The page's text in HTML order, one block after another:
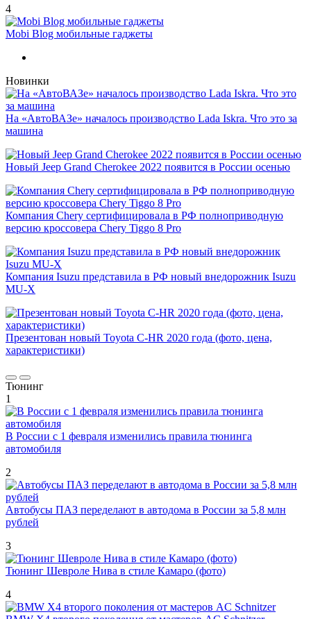
4
Mobi Blog мобильные гаджеты
Новинки
На «АвтоВАЗе» началось производство Lada Iskra. Что это за
машина
Новый Jeep Grand Cherokee 2022 появится в России осенью
Компания Chery сертифицировала в РФ полноприводную
версию кроссовера Chery Tiggo 8 Pro
Компания Isuzu представила в РФ новый внедорожник Isuzu
MU-X
Презентован новый Toyota C-HR 2020 года (фото, цена,
характеристики)
Тюнинг
1
В России с 1 февраля изменились правила тюнинга
автомобиля
2
Автобусы ПАЗ переделают в автодома в России за 5,8 млн
рублей
3
Тюнинг Шевроле Нива в стиле Камаро (фото)
4